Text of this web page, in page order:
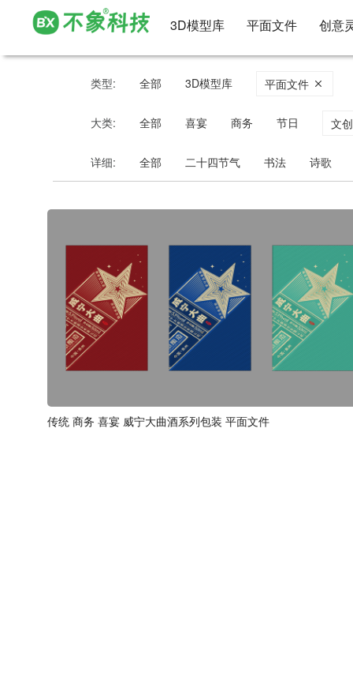
3D模型库 平面文件 创意
类型: 全部 3D模型库 平面文件
大类: 全部 喜宴 商务 节日 文
详细: 全部 二十四节气 书法 诗歌
传统 商务 喜宴 威宁大曲酒系列包装 平面文件